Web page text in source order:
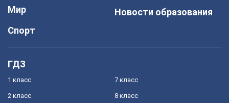
Мир
Спорт
Новости образования
ГДЗ
1 класс
2 класс
7 класс
8 класс